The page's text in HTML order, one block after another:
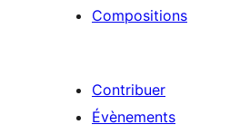
Compositions
Contribuer
Évènements